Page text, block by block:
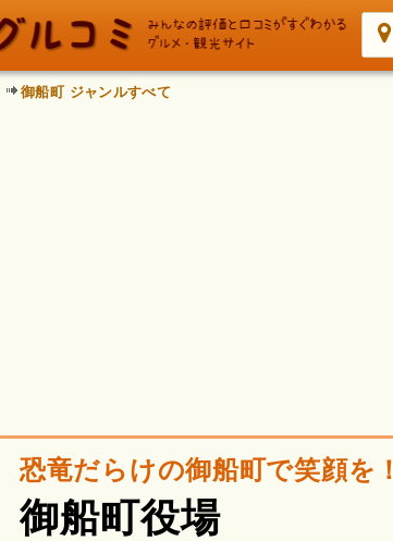
御船町 ジャンルすべて
恐竜だらけの御船町で笑顔を！
御船町役場